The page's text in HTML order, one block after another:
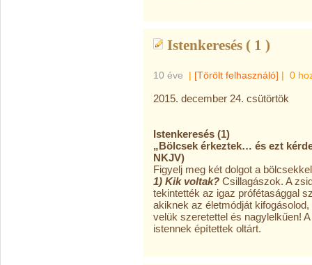
Istenkeresés ( 1 )
10 éve | [Törölt felhasználó] | 0
2015. december 24. csütörtök
Istenkeresés (1)
„Bölcsek érkeztek… és ezt
NKJV)
Figyelj meg két dolgot a
1) Kik voltak? Csillagászok. A
tekintették az igaz prófétasággal
akiknek az életmódját
velük szeretettel és nagylelkűen!
istennek építettek oltárt.